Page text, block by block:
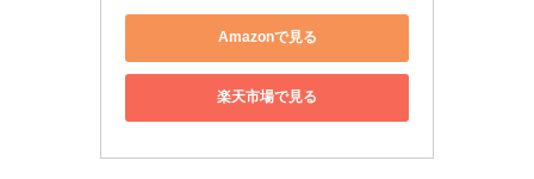
Amazonで見る
楽天市場で見る